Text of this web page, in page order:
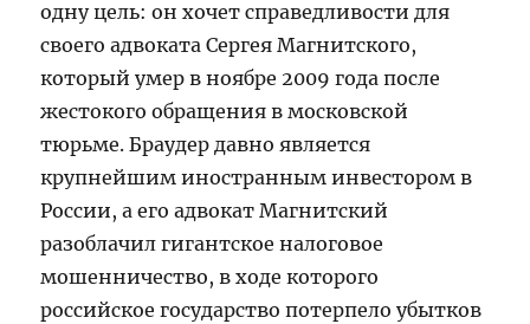
одну цель: он хочет справедливости для
своего адвоката Сергея Магнитского,
который умер в ноябре 2009 года после
жестокого обращения в московской
тюрьме. Браудер давно является
крупнейшим иностранным инвестором в
России, а его адвокат Магнитский
разоблачил гигантское налоговое
мошенничество, в ходе которого
российское государство потерпело убытков